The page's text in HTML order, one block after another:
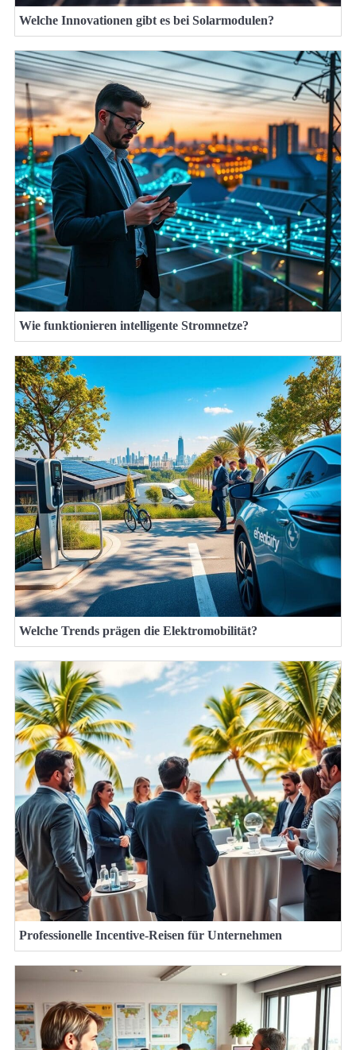
Welche Innovationen gibt es bei Solarmodulen?
Wie funktionieren intelligente Stromnetze?
Welche Trends prägen die Elektromobilität?
Professionelle Incentive-Reisen für Unternehmen